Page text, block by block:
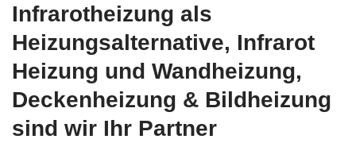
Infrarotheizung als
Heizungsalternative, Infrarot
Heizung und Wandheizung,
Deckenheizung & Bildheizung
sind wir Ihr Partner